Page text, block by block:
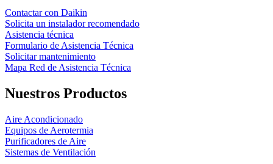
Contactar con Daikin
Solicita un instalador recomendado
Asistencia técnica
Formulario de Asistencia Técnica
Solicitar mantenimiento
Mapa Red de Asistencia Técnica
Nuestros Productos
Aire Acondicionado
Equipos de Aerotermia
Purificadores de Aire
Sistemas de Ventilación